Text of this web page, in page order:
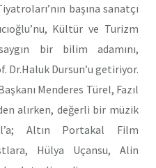
başına sanatçı
Kültür ve Turizm
saygın bir bilim adamını,
Dr.Haluk Dursun’u getiriyor.
Menderes Türel, Fazıl
alırken, değerli bir müzik
Altın Portakal Film
Hülya Uçansu, Alin